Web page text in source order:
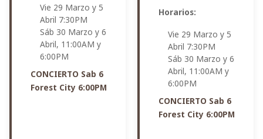
Vie 29 Marzo y 5
Abril 7:30PM
Sáb 30 Marzo y 6
Abril, 11:00AM y
6:00PM
CONCIERTO Sab 6
Forest City 6:00PM
Horarios:
Vie 29 Marzo y 5
Abril 7:30PM
Sáb 30 Marzo y 6
Abril, 11:00AM y
6:00PM
CONCIERTO Sab 6
Forest City 6:00PM